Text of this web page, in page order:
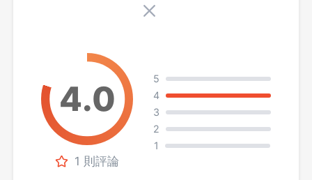
1 則評論
5
4
3
2
1